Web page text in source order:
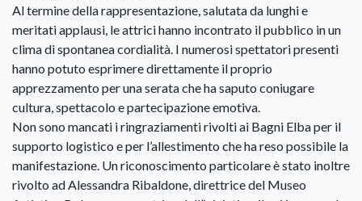
Al termine della rappresentazione, salutata da lunghi e
meritati applausi, le attrici hanno incontrato il pubblico in un
clima di spontanea cordialità. I numerosi spettatori presenti
hanno potuto esprimere direttamente il proprio
apprezzamento per una serata che ha saputo coniugare
cultura, spettacolo e partecipazione emotiva.
Non sono mancati i ringraziamenti rivolti ai Bagni Elba per il
supporto logistico e per l’allestimento che ha reso possibile la
manifestazione. Un riconoscimento particolare è stato inoltre
rivolto ad Alessandra Ribaldone, direttrice del Museo